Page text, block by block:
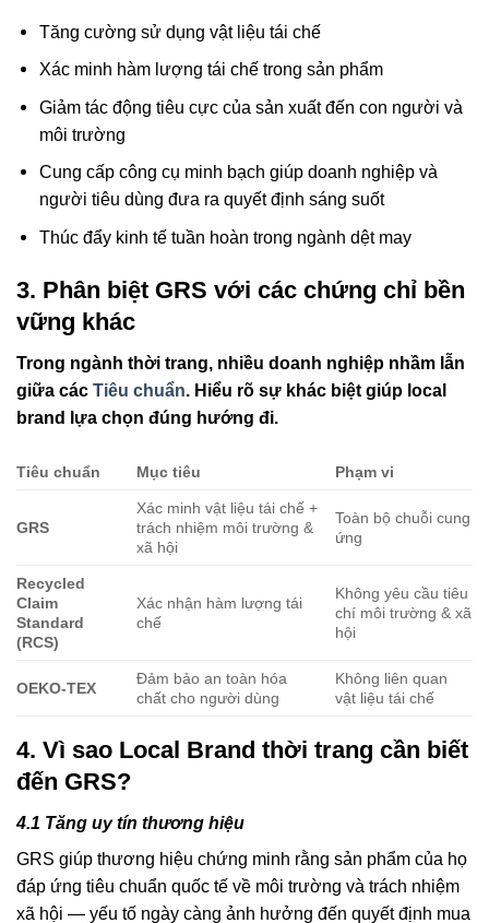
Tăng cường sử dụng vật liệu tái chế
Xác minh hàm lượng tái chế trong sản phẩm
Giảm tác động tiêu cực của sản xuất đến con người và
môi trường
Cung cấp công cụ minh bạch giúp doanh nghiệp và
người tiêu dùng đưa ra quyết định sáng suốt
Thúc đẩy kinh tế tuần hoàn trong ngành dệt may
3. Phân biệt GRS với các chứng chỉ bền
vững khác
Trong ngành thời trang, nhiều doanh nghiệp nhầm lẫn
giữa các Tiêu chuẩn. Hiểu rõ sự khác biệt giúp local
brand lựa chọn đúng hướng đi.
Tiêu chuẩn Mục tiêu Phạm vi
GRS
Xác minh vật liệu tái chế +
trách nhiệm môi trường &
xã hội
Toàn bộ chuỗi cung
ứng
Recycled
Claim
Standard
(RCS)
Xác nhận hàm lượng tái
chế
Không yêu cầu tiêu
chí môi trường & xã
hội
OEKO-TEX
Đảm bảo an toàn hóa
chất cho người dùng
Không liên quan
vật liệu tái chế
4. Vì sao Local Brand thời trang cần biết
đến GRS?
4.1 Tăng uy tín thương hiệu
GRS giúp thương hiệu chứng minh rằng sản phẩm của họ
đáp ứng tiêu chuẩn quốc tế về môi trường và trách nhiệm
xã hội — yếu tố ngày càng ảnh hưởng đến quyết định mua